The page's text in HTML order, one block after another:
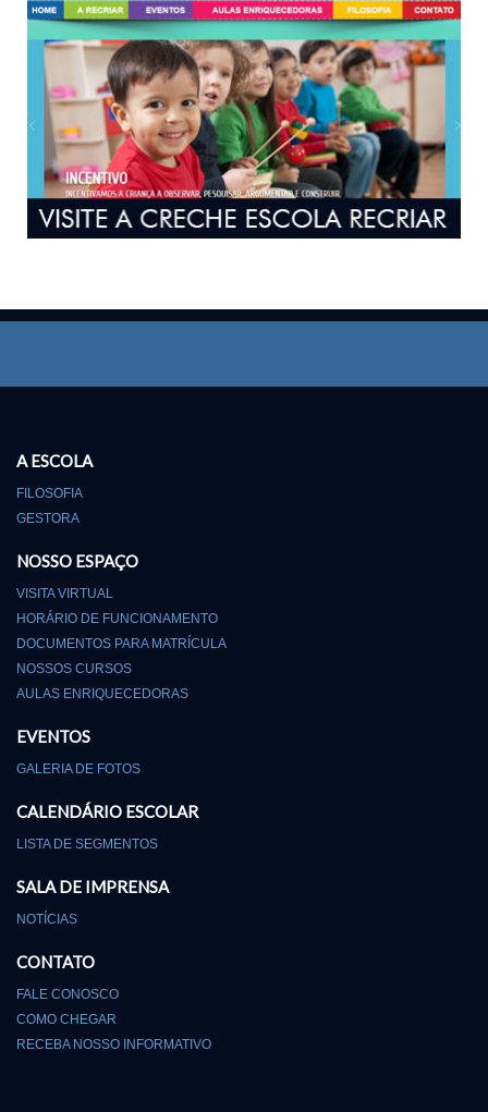
A ESCOLA
FILOSOFIA
GESTORA
NOSSO ESPAÇO
VISITA VIRTUAL
HORÁRIO DE FUNCIONAMENTO
DOCUMENTOS PARA MATRÍCULA
NOSSOS CURSOS
AULAS ENRIQUECEDORAS
EVENTOS
GALERIA DE FOTOS
CALENDÁRIO ESCOLAR
LISTA DE SEGMENTOS
SALA DE IMPRENSA
NOTÍCIAS
CONTATO
FALE CONOSCO
COMO CHEGAR
RECEBA NOSSO INFORMATIVO